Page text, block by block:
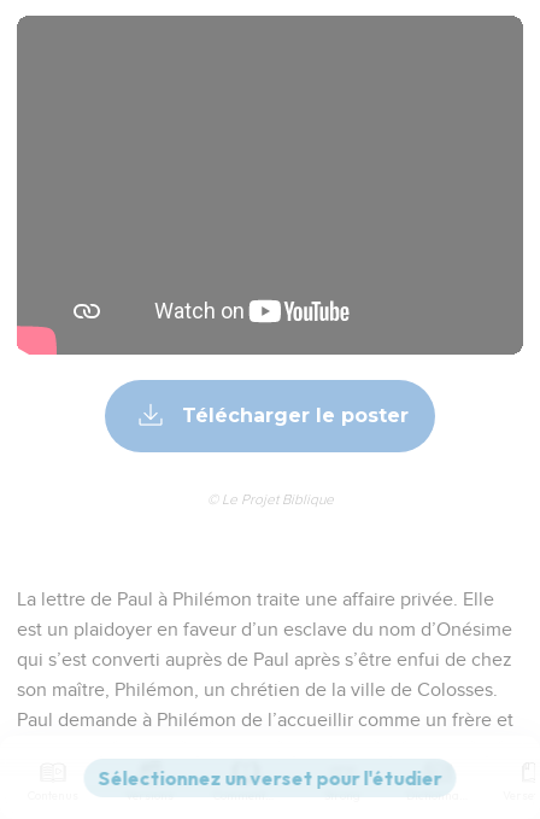
Télécharger le poster
© Le Projet Biblique
La lettre de Paul à Philémon traite une affaire privée. Elle
est un plaidoyer en faveur d’un esclave du nom d’Onésime
qui s’est converti auprès de Paul après s’être enfui de chez
son maître, Philémon, un chrétien de la ville de Colosses.
Paul demande à Philémon de l’accueillir comme un frère et
Paul écrit de prison, vers l’an 62, lors de sa première
Versions Commentaires Strong